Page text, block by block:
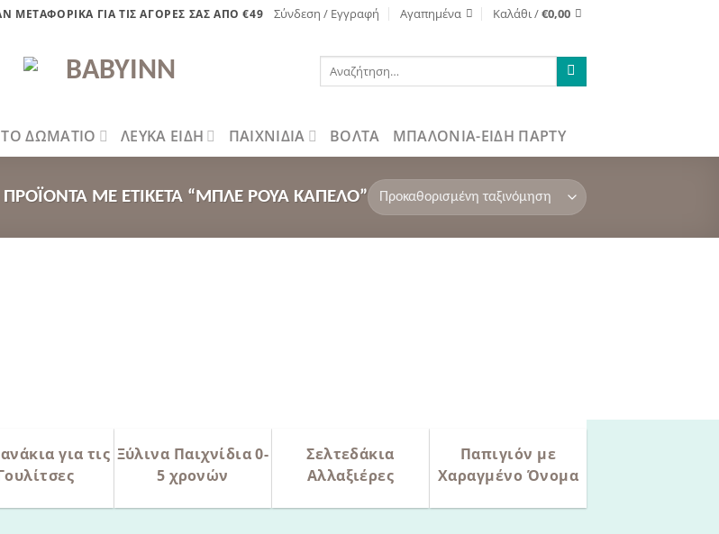
ΜΕΤΑΦΟΡΙΚΑ ΓΙΑ ΤΙΣ ΑΓΟΡΕΣ ΣΑΣ ΑΠΟ €49 Σύνδεση / Εγγραφή Αγαπημένα Καλάθι /€0,00
Αναζήτηση
ΤΟ ΔΩΜΑΤΙΟ ΛΕΥΚΑ ΕΙΔΗ ΠΑΙΧΝΙΔΙΑ ΒΌΛΤΑ ΜΠΑΛΟΝΙΑ-ΕΙΔΗ ΠΑΡΤΥ
ΠΡΟΪΌΝΤΑ ΜΕ ΕΤΙΚΈΤΑ “ΜΠΛΕ ΡΟΥΆ ΚΑΠΈΛΟ”
για τις Ξύλινα Παιχνίδια 0-
5 χρονών
Σελτεδάκια
Αλλαξιέρες
Παπιγιόν με
Χαραγμένο Όνομα